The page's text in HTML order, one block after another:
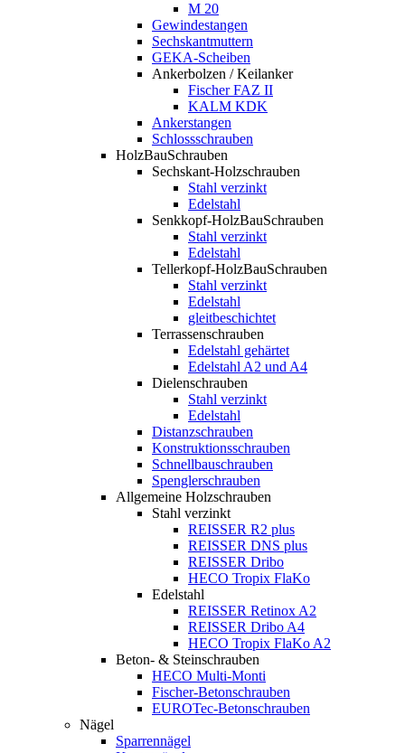
M 20
Gewindestangen
Sechskantmuttern
GEKA-Scheiben
Ankerbolzen / Keilanker
Fischer FAZ II
KALM KDK
Ankerstangen
Schlossschrauben
HolzBauSchrauben
Sechskant-Holzschrauben
Stahl verzinkt
Edelstahl
Senkkopf-HolzBauSchrauben
Stahl verzinkt
Edelstahl
Tellerkopf-HolzBauSchrauben
Stahl verzinkt
Edelstahl
gleitbeschichtet
Terrassenschrauben
Edelstahl gehärtet
Edelstahl A2 und A4
Dielenschrauben
Stahl verzinkt
Edelstahl
Distanzschrauben
Konstruktionsschrauben
Schnellbauschrauben
Spenglerschrauben
Allgemeine Holzschrauben
Stahl verzinkt
REISSER R2 plus
REISSER DNS plus
REISSER Dribo
HECO Tropix FlaKo
Edelstahl
REISSER Retinox A2
REISSER Dribo A4
HECO Tropix FlaKo A2
Beton- & Steinschrauben
HECO Multi-Monti
Fischer-Betonschrauben
EUROTec-Betonschrauben
Nägel
Sparrennägel